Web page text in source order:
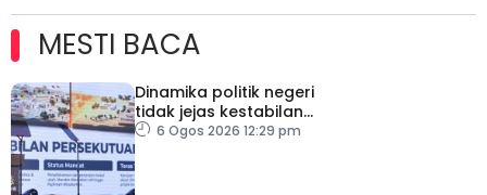
MESTI BACA
Dinamika politik negeri
tidak jejas kestabilan
Kerajaan Perpaduan
6 Ogos 2026 12:29 pm